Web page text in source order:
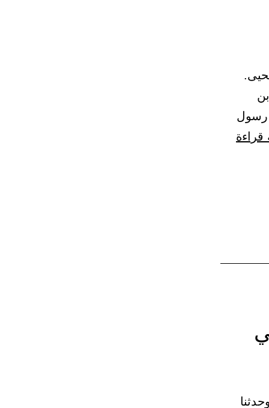
بن يحيى.
رسول
قراءة
العيد وبعدها، في المصلى. 13 – (884) وحدثنا